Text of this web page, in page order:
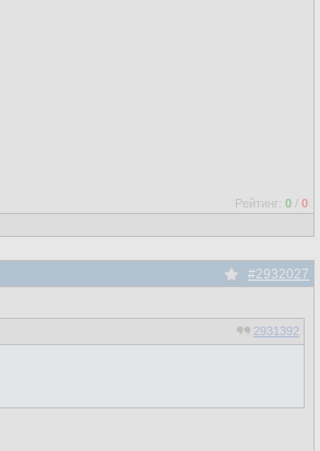
Рейтинг: 0 / 0
#2932027
2931392